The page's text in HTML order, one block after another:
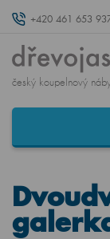
+420 461 653
český koupelnový